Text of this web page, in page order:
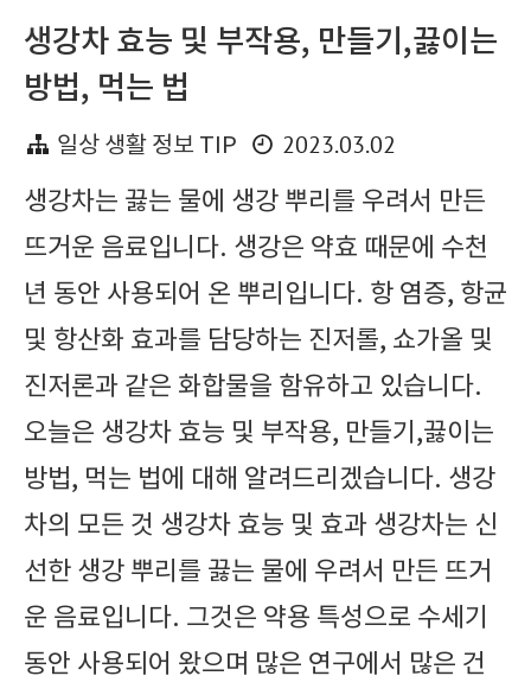
생강차 효능 및 부작용, 만들기,끓이는
방법, 먹는 법
일상 생활 정보 TIP
2023.03.02
생강차는 끓는 물에 생강 뿌리를 우려서 만든
뜨거운 음료입니다. 생강은 약효 때문에 수천
년 동안 사용되어 온 뿌리입니다. 항 염증, 항균
및 항산화 효과를 담당하는 진저롤, 쇼가올 및
진저론과 같은 화합물을 함유하고 있습니다.
오늘은 생강차 효능 및 부작용, 만들기,끓이는
방법, 먹는 법에 대해 알려드리겠습니다. 생강
차의 모든 것 생강차 효능 및 효과 생강차는 신
선한 생강 뿌리를 끓는 물에 우려서 만든 뜨거
운 음료입니다. 그것은 약용 특성으로 수세기
동안 사용되어 왔으며 많은 연구에서 많은 건